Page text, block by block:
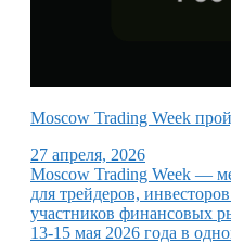
Moscow Trading Week
27 апреля, 2026
Moscow Trading Week —
для трейдеров,
участников финансовых
13-15 мая 2026 года в